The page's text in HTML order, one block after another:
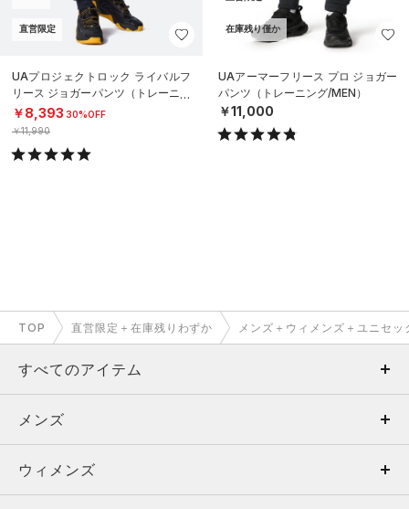
直営限定
UAプロジェクトロック ライバルフ
リース ジョガーパンツ（トレーニン
グ/MEN）
￥8,393 30%OFF
￥11,990
在庫残り僅か
UAアーマーフリース プロ ジョガー
パンツ（トレーニング/MEN）
￥11,000
TOP 直営限定＋在庫残りわずか メンズ＋ウィメンズ＋ユニセッ
すべてのアイテム
メンズ
ウィメンズ
メンズ
トップス
ウィメンズ